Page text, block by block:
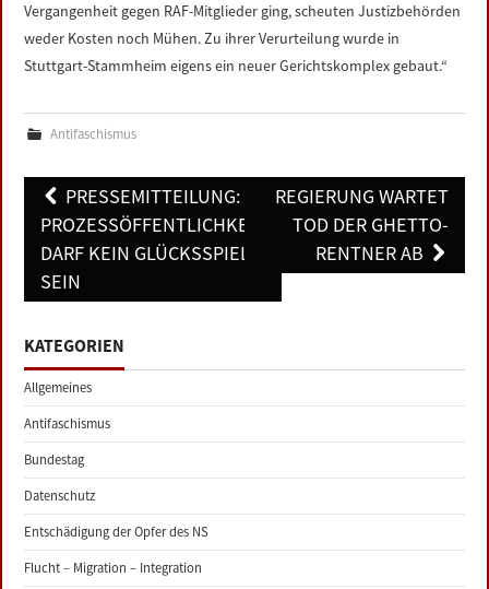
Vergangenheit gegen RAF-Mitglieder ging, scheuten Justizbehörden
weder Kosten noch Mühen. Zu ihrer Verurteilung wurde in
Stuttgart-Stammheim eigens ein neuer Gerichtskomplex gebaut.“
Antifaschismus
Post
navigation
PRESSEMITTEILUNG:
PROZESSÖFFENTLICHKEIT
DARF KEIN GLÜCKSSPIEL
SEIN
REGIERUNG WARTET
TOD DER GHETTO-
RENTNER AB
KATEGORIEN
Allgemeines
Antifaschismus
Bundestag
Datenschutz
Entschädigung der Opfer des NS
Flucht – Migration – Integration